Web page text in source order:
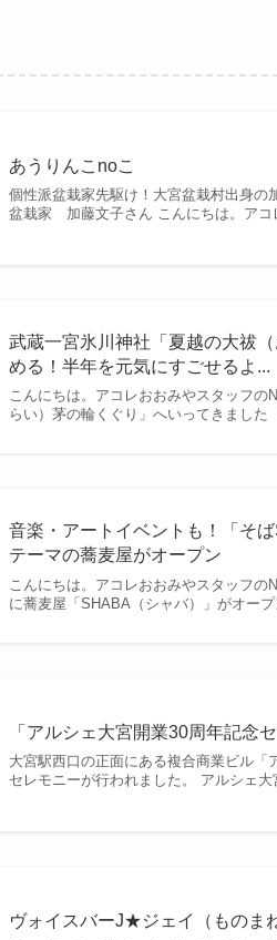
あうりんこnoこ
個性派盆栽家先駆け！大宮盆栽村出身
盆栽家 加藤文子さん こんにちは。アコ
武蔵一宮氷川神社「夏越の大祓
める！半年を元気にすごせるよ...
こんにちは。アコレおおみやスタッフの
らい）茅の輪くぐり」へいってきまし
音楽・アートイベントも！「そ
テーマの蕎麦屋がオープン
こんにちは。アコレおおみやスタッフ
に蕎麦屋「SHABA（シャバ）」がオー
「アルシェ大宮開業30周年記念
大宮駅西口の正面にある複合商業ビル「
セレモニーが行われました。 アルシェ
ヴォイスバーJ★ジェイ（ものま